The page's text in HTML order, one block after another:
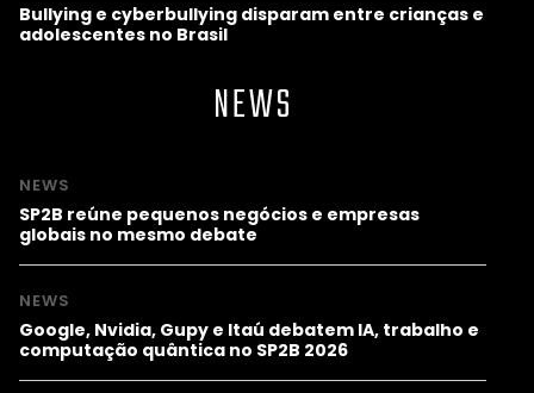
Bullying e cyberbullying disparam entre crianças e
adolescentes no Brasil
NEWS
NEWS
SP2B reúne pequenos negócios e empresas
globais no mesmo debate
NEWS
Google, Nvidia, Gupy e Itaú debatem IA, trabalho e
computação quântica no SP2B 2026